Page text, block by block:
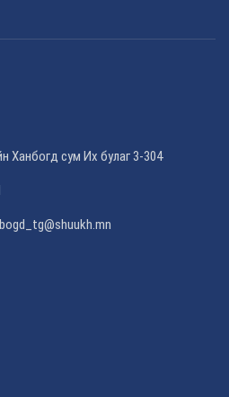
Ханбогд сум Их булаг 3-304